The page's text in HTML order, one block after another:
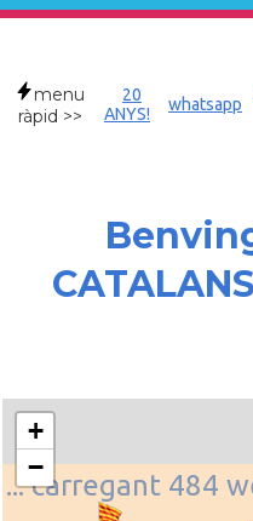
menu
ràpid >>
20
ANYS!
whatsapp
... carregant 484
+
−